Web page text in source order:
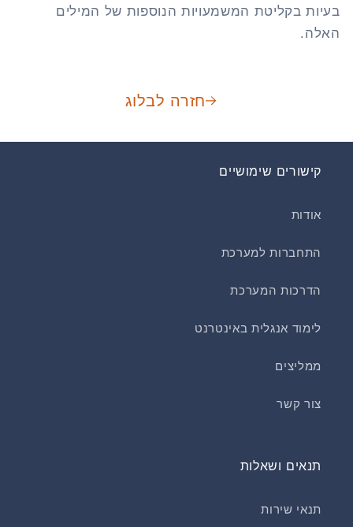
בעיות בקליטת המשמעויות הנוספות של המילים
האלה.
חזרה לבלוג
קישורים שימושיים
אודות
התחברות למערכת
הדרכות המערכת
לימוד אנגלית באינטרנט
ממליצים
צור קשר
תנאים ושאלות
תנאי שירות